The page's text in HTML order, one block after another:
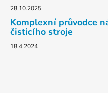
28.10.2025
Komplexní průvodce
čisticího stroje
18.4.2024